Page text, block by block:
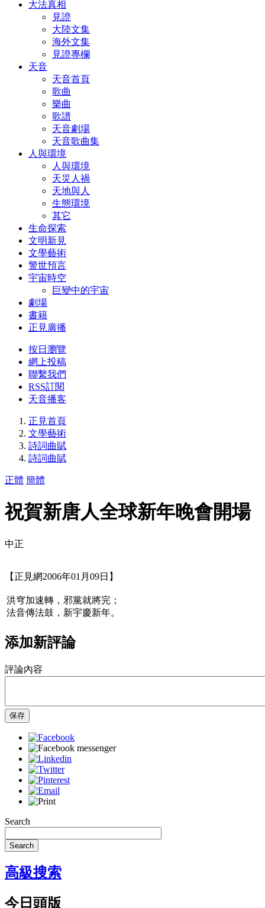
大法真相
見證
大陸文集
海外文集
見證專欄
天音
天音首頁
歌曲
樂曲
歌譜
天音劇場
天音歌曲集
人與環境
人與環境
天災人禍
天地與人
生態環境
其它
生命探索
文明新見
文學藝術
警世預言
宇宙時空
巨變中的宇宙
劇場
書籍
正見廣播
按日瀏覽
網上投稿
聯繫我們
RSS訂閱
天音播客
正見首頁
文學藝術
詩詞曲賦
詩詞曲賦
正體 簡體
祝賀新唐人全球新年晚會開場
中正
【正見網2006年01月09日】
洪穹加速轉，邪黨就將完；
法音傳法鼓，新宇慶新年。
添加新評論
評論內容
保存
Search
Search
高級搜索
今日頭版